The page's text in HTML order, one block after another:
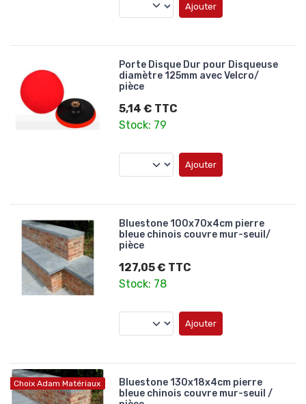
Ajouter
Porte Disque Dur pour Disqueuse
diamètre 125mm avec Velcro/
pièce
5,14 € TTC
Stock: 79
Ajouter
Bluestone 100x70x4cm pierre
bleue chinois couvre mur-seuil/
pièce
127,05 € TTC
Stock: 78
Ajouter
Choix Adam Matériaux
Bluestone 130x18x4cm pierre
bleue chinois couvre mur-seuil /